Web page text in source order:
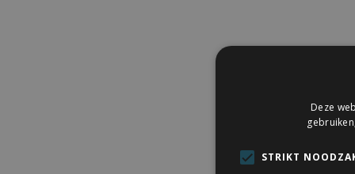
Deze
STRIKT